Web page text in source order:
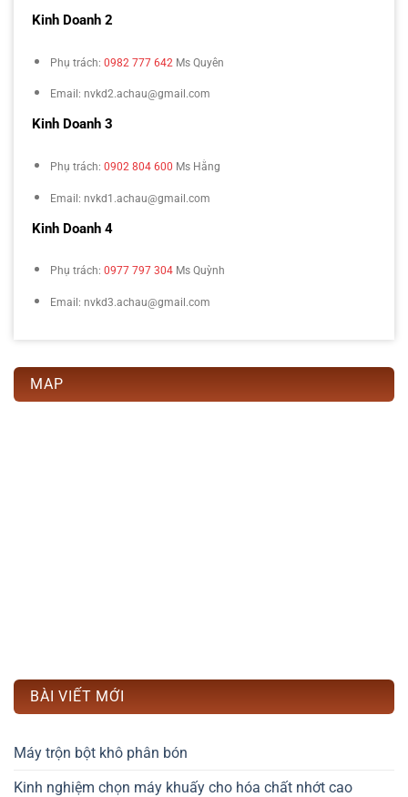
Kinh Doanh 2
Phụ trách: 0982 777 642 Ms Quyên
Email: nvkd2.achau@gmail.com
Kinh Doanh 3
Phụ trách: 0902 804 600 Ms Hằng
Email: nvkd1.achau@gmail.com
Kinh Doanh 4
Phụ trách: 0977 797 304 Ms Quỳnh
Email: nvkd3.achau@gmail.com
MAP
BÀI VIẾT MỚI
Máy trộn bột khô phân bón
Kinh nghiệm chọn máy khuấy cho hóa chất nhớt cao